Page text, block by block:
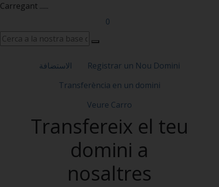
Carregant ......
0
الاستضافة
Registrar un Nou Domini
Transferència en un domini
Veure Carro
Transfereix el teu
domini a
nosaltres